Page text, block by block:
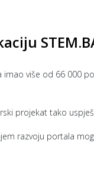
imao više od 66 000
projekat tako
razvoju portala